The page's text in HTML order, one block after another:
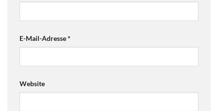
E-Mail-Adresse*
Website